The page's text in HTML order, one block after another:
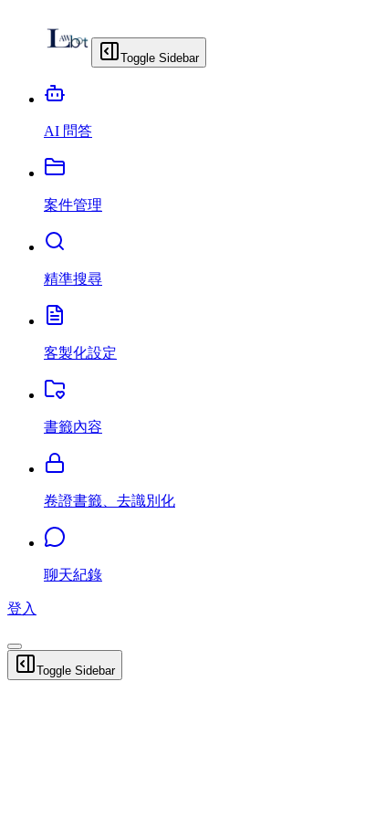
Toggle Sidebar
AI 問答
案件管理
精準搜尋
客製化設定
書籤內容
卷證書籤、去識別化
聊天紀錄
登入
Toggle Sidebar